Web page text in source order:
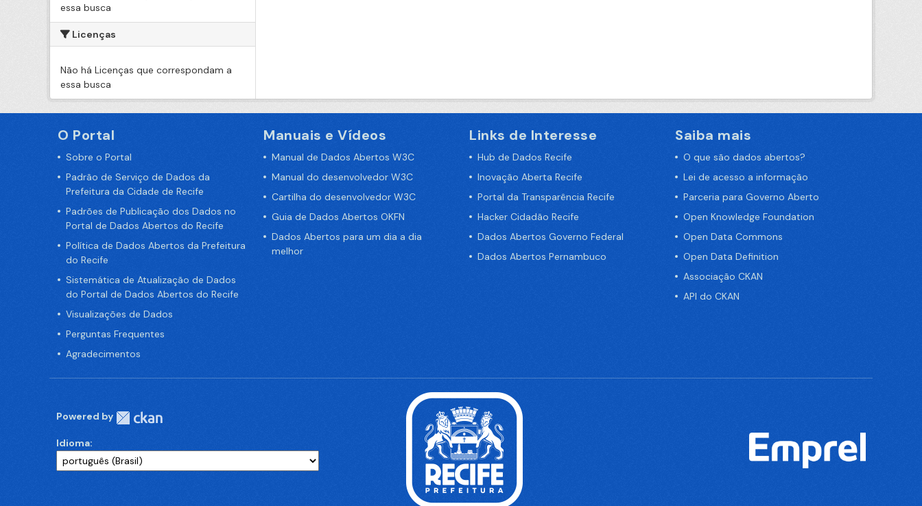
essa busca
Licenças
Não há Licenças que correspondam a
essa busca
O Portal
Sobre o Portal
Padrão de Serviço de Dados da
Prefeitura da Cidade de Recife
Padrões de Publicação dos Dados no
Portal de Dados Abertos do Recife
Política de Dados Abertos da Prefeitura
do Recife
Sistemática de Atualização de Dados
do Portal de Dados Abertos do Recife
Visualizações de Dados
Perguntas Frequentes
Agradecimentos
Manuais e Vídeos
Manual de Dados Abertos W3C
Manual do desenvolvedor W3C
Cartilha do desenvolvedor W3C
Guia de Dados Abertos OKFN
Dados Abertos para um dia a dia
melhor
Links de Interesse
Hub de Dados Recife
Inovação Aberta Recife
Portal da Transparência Recife
Hacker Cidadão Recife
Dados Abertos Governo Federal
Dados Abertos Pernambuco
Saiba mais
O que são dados abertos?
Lei de acesso a informação
Parceria para Governo Aberto
Open Knowledge Foundation
Open Data Commons
Open Data Definition
Associação CKAN
API do CKAN
Powered by
Idioma